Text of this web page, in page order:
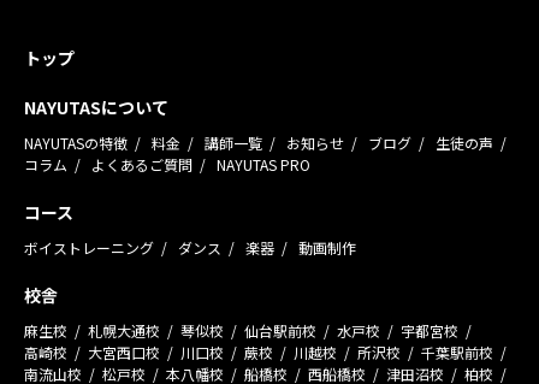
トップ
NAYUTASについて
NAYUTASの特徴 料金 講師一覧 お知らせ ブログ
生徒の声
コラム
よくあるご質問 NAYUTAS PRO
コース
ボイストレーニング ダンス 楽器 動画制作
校舎
麻生校 札幌大通校 琴似校 仙台駅前校 水戸校
宇都宮校
高崎校
大宮西口校 川口校 蕨校 川越校 所沢校
千葉駅前校
南流山校
松戸校 本八幡校 船橋校 西船橋校 津田沼校
柏校